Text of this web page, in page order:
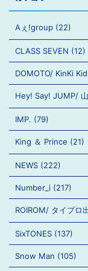
Aぇ!group (22)
CLASS SEVEN (12)
DOMOTO/ KinKi
Hey! Say! JUMP/
IMP. (79)
King ＆ Prince (21)
NEWS (222)
Number_i (217)
ROIROM/ タイプロ
SixTONES (137)
Snow Man (105)